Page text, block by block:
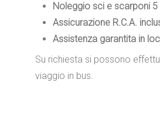
Noleggio sci e scarponi
Assicurazione R.C.A.
Assistenza garantita in
Su richiesta si possono
viaggio in bus.